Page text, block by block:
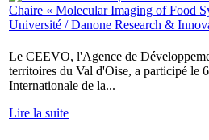
Le CEEVO, l'Agence de
territoires du Val d'Oise, a participé le
Internationale de la...
Lire la suite